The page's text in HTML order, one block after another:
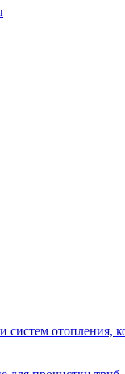
систем отопления,